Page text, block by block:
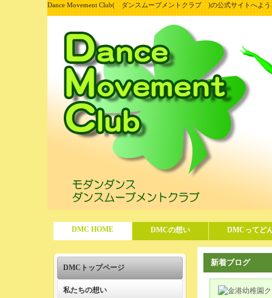
Dance Movement Club( ダンスムーブメントクラブ )の公式サイトへよう
DMC HOME DMCの想い DMCってど
新着ブログ
DMCトップページ
私たちの想い